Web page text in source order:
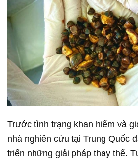
Trước tình trạng khan hiếm và
nhà nghiên cứu tại Trung Quốc
triển những giải pháp thay thế.